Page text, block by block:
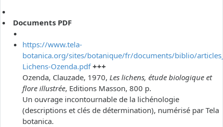
Documents PDF
https://www.tela-
botanica.org/sites/botanique/fr/documents/biblio/
Lichens-Ozenda.pdf +++
Ozenda, Clauzade, 1970, Les lichens, étude biologique et
flore illustrée, Editions Masson, 800 p.
Un ouvrage incontournable de la lichénologie
(descriptions et clés de détermination), numérisé par Tela
botanica.